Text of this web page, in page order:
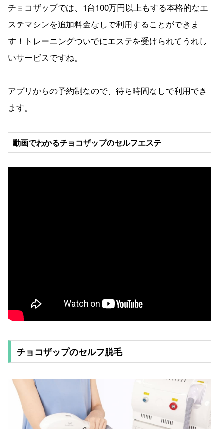
チョコザップでは、1台100万円以上もする本格的なエ
ステマシンを追加料金なしで利用することができま
す！トレーニングついでにエステを受けられてうれし
いサービスですね。
アプリからの予約制なので、待ち時間なしで利用でき
ます。
動画でわかるチョコザップのセルフエステ
チョコザップのセルフ脱毛